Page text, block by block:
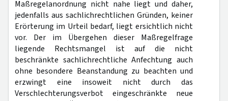
Maßregelanordnung nicht nahe liegt und daher,
jedenfalls aus sachlichrechtlichen Gründen, keiner
Erörterung im Urteil bedarf, liegt ersichtlich nicht
vor. Der im Übergehen dieser Maßregelfrage
liegende Rechtsmangel ist auf die nicht
beschränkte sachlichrechtliche Anfechtung auch
ohne besondere Beanstandung zu beachten und
erzwingt eine insoweit nicht durch das
Verschlechterungsverbot eingeschränkte neue